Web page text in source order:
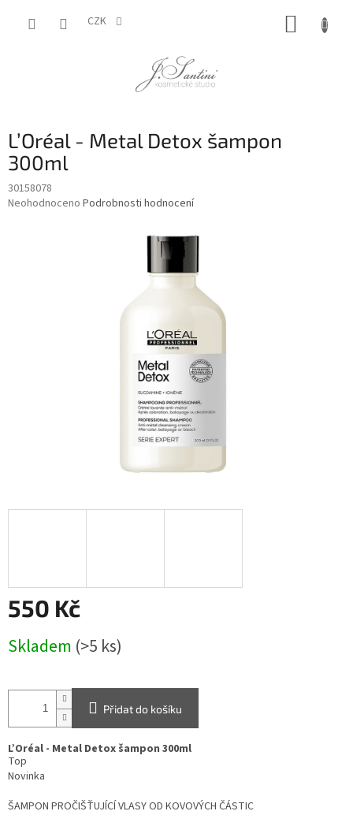
CZK
L’Oréal - Metal Detox šampon
300ml
30158078
Průměrné
Neohodnoceno Podrobnosti hodnocení
550 Kč
cena:
Skladem (>5 ks)
Přidat do košíku
L’Oréal - Metal Detox šampon 300ml
Top
Novinka
ŠAMPON PROČIŠŤUJÍCÍ VLASY OD KOVOVÝCH ČÁSTIC